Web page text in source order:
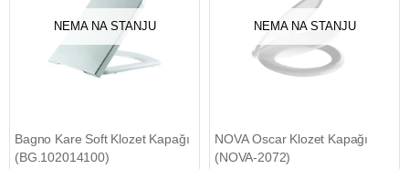
NEMA NA STANJU
Bagno Kare Soft Klozet Kapağı
(BG.102014100)
NEMA NA STANJU
NOVA Oscar Klozet Kapağı
(NOVA-2072)